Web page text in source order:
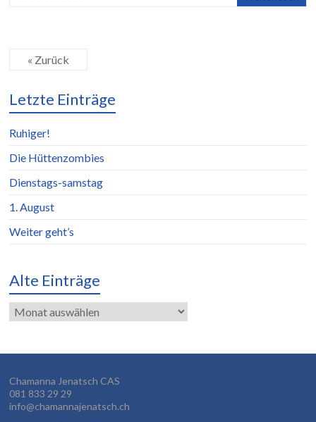
« Zurück
Letzte Einträge
Ruhiger!
Die Hüttenzombies
Dienstags-samstag
1. August
Weiter geht’s
Alte Einträge
Alte
Einträge
Chamanna Jenatsch CAS
081 833 29 29
info@chamannajenatsch.ch